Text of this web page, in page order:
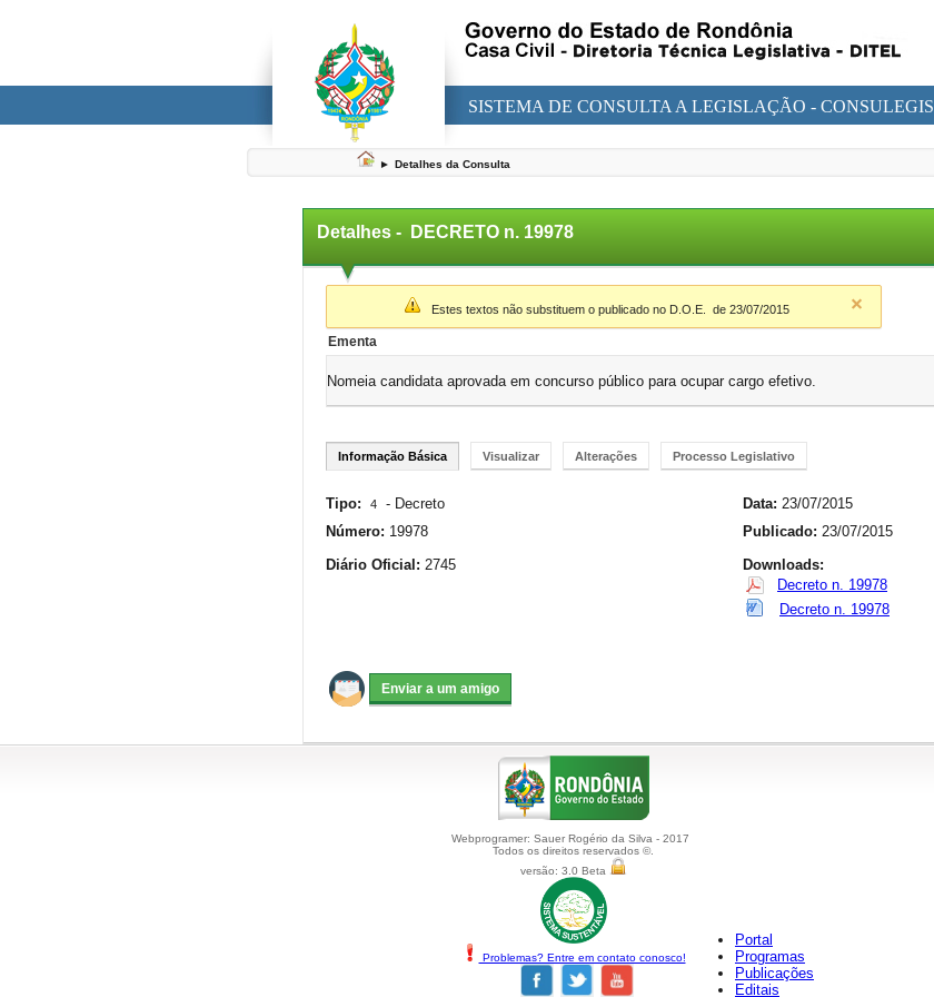
SISTEMA DE CONSULTA A LEGISLAÇÃO - CONSULEGIS
► Detalhes da Consulta
Detalhes - DECRETO n. 19978
▼
Estes textos não substituem o publicado no D.O.E. de 23/07/2015
Ementa
Nomeia candidata aprovada em concurso público para ocupar cargo efetivo.
Informação Básica Visualizar Alterações Processo Legislativo
Tipo: 4 - Decreto Data: 23/07/2015
Número: 19978 Publicado: 23/07/2015
Diário Oficial: 2745
Downloads:
Decreto n. 19978
Decreto n. 19978
Webprogramer: Sauer Rogério da Silva - 2017
Todos os direitos reservados ©.
versão: 3.0 Beta
Problemas? Entre em contato conosco!
Portal
Programas
Publicações
Editais